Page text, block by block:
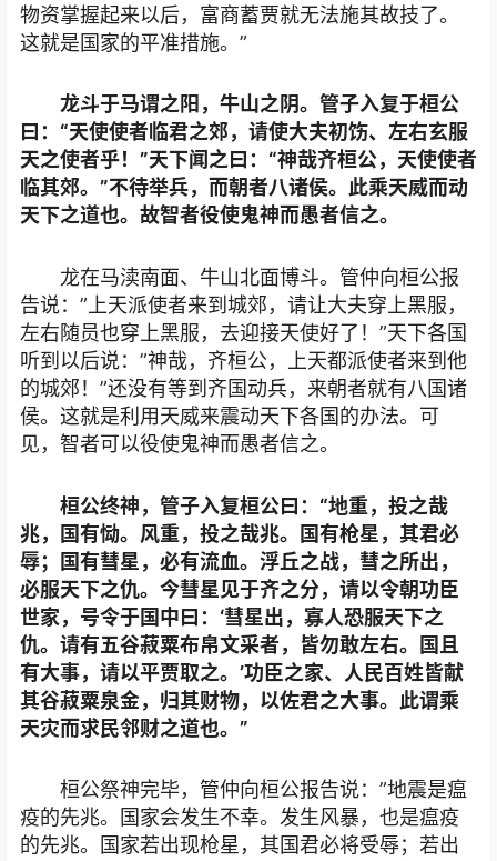
物资掌握起来以后，富商蓄贾就无法施其故技了。
这就是国家的平准措施。”
龙斗于马谓之阳，牛山之阴。管子入复于桓公
曰：“天使使者临君之郊，请使大夫初饬、左右玄服
天之使者乎！”天下闻之曰：“神哉齐桓公，天使使者
临其郊。”不待举兵，而朝者八诸侯。此乘天威而动
天下之道也。故智者役使鬼神而愚者信之。
龙在马渎南面、牛山北面博斗。管仲向桓公报
告说：”上天派使者来到城郊，请让大夫穿上黑服，
左右随员也穿上黑服，去迎接天使好了！”天下各国
听到以后说：”神哉，齐桓公，上天都派使者来到他
的城郊！”还没有等到齐国动兵，来朝者就有八国诸
侯。这就是利用天威来震动天下各国的办法。可
见，智者可以役使鬼神而愚者信之。
桓公终神，管子入复桓公曰：“地重，投之哉
兆，国有恸。风重，投之哉兆。国有枪星，其君必
辱；国有彗星，必有流血。浮丘之战，彗之所出，
必服天下之仇。今彗星见于齐之分，请以令朝功臣
世家，号令于国中曰：‘彗星出，寡人恐服天下之
仇。请有五谷菽粟布帛文采者，皆勿敢左右。国且
有大事，请以平贾取之。’功臣之家、人民百姓皆献
其谷菽粟泉金，归其财物，以佐君之大事。此谓乘
天灾而求民邻财之道也。”
桓公祭神完毕，管仲向桓公报告说：”地震是瘟
疫的先兆。国家会发生不幸。发生风暴，也是瘟疫
的先兆。国家若出现枪星，其国君必将受辱；若出